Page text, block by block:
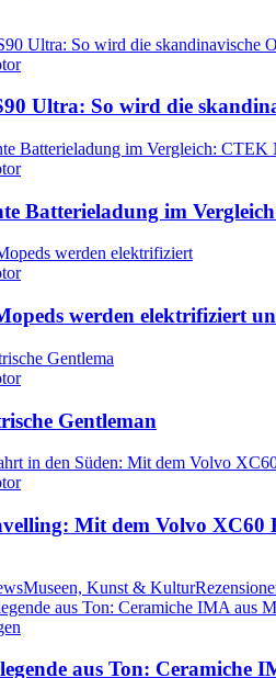
Ultra: So wird die
Batterieladung im
werden elektrifiziert
Gentleman
Mit dem Volvo XC60
Museen, Kunst & Kultur
aus Ton: Ceramiche